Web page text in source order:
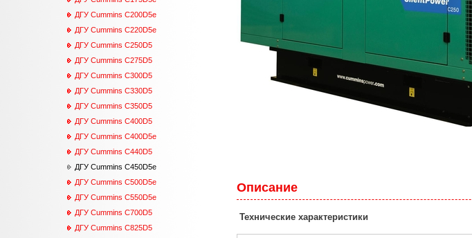
ДГУ Cummins С200D5e
ДГУ Cummins С220D5e
ДГУ Cummins С250D5
ДГУ Cummins С275D5
ДГУ Cummins С300D5
ДГУ Cummins С330D5
ДГУ Cummins С350D5
ДГУ Cummins С400D5
ДГУ Cummins С400D5e
ДГУ Cummins С440D5
ДГУ Cummins С450D5e
ДГУ Cummins С500D5e
ДГУ Cummins С550D5e
ДГУ Cummins C700D5
ДГУ Cummins С825D5
Описание
Технические характеристики